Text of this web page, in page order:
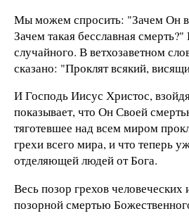
Мы можем спросить: "Зачем Он
Зачем такая бесславная
случайного. В ветхозаветном
сказано: "Проклят всякий,
И Господь Иисус Христос,
показывает, что Он Своей
тяготевшее над всем миром
грехи всего мира, и что теперь
отделяющей людей от Бога.
Весь позор грехов
позорной смертью